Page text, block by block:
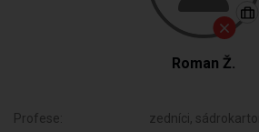
Roman Ž.
Profese:
zedníci,